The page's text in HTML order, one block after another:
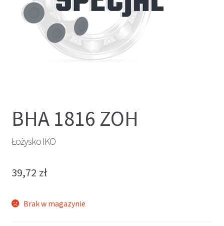
BHA 1816 ZOH
Łożysko IKO
39,72 zł
Brak w magazynie